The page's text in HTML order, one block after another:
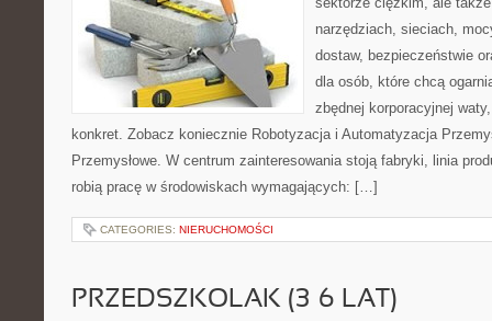
narzędziach, sieciach,
dostaw, bezpieczeństwie
dla osób, które chcą
zbędnej korporacyjnej
konkret. Zobacz koniecznie Robotyzacja i Automatyzacja
Przemysłowe. W centrum zainteresowania stoją fabryki, linia
robią pracę w środowiskach wymagających: […]
CATEGORIES: NIERUCHOMOŚCI
PRZEDSZKOLAK (3–6 LAT)